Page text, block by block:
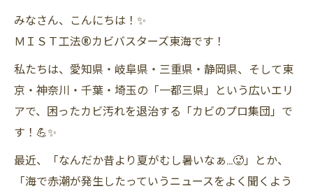
みなさん、こんにちは！✨
ＭＩＳＴ工法®カビバスターズ東海です！
私たちは、愛知県・岐阜県・三重県・静岡県、そして東
京・神奈川・千葉・埼玉の「一都三県」という広いエリ
アで、困ったカビ汚れを退治する「カビのプロ集団」で
す！💪✨
最近、「なんだか昔より夏がむし暑いなぁ…🥵」とか、
「海で赤潮が発生したっていうニュースをよく聞くよう